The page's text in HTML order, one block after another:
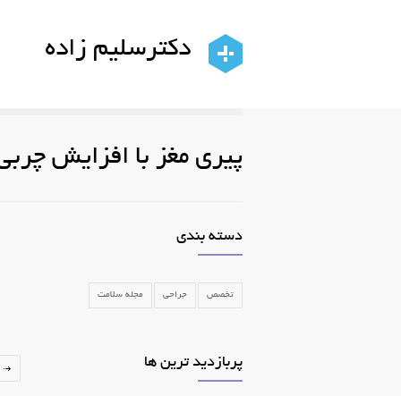
دکترسلیم زاده
پیری مغز با افزایش
دسته بندی
تخصص جراحی مجله سلامت
پربازدید ترین ها